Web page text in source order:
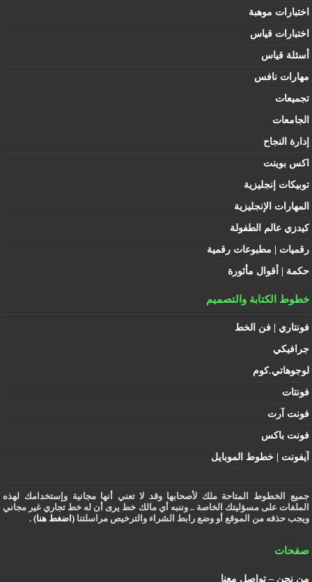
اختبارات موهبة
اختبارات قياس
أسئلة قياس
مهارات نافس
تجميعات
الجامعات
إدارة النجاح
اكس بوينت
توبيكات إنجليزية
المهارات الإنجليزية
كيدزي عالم الطفولة
رقميات | مطبوعات رقمية
حكمة | أقوال مأثورة
خطوط الكتابة والتصميم
فونتاري | فن الخط
جرافيكي
لوجوهاتي.كوم
فونتات
فونت آرت
فونت باكس
آيفونت | خطوط الموبايل
جميع الخطوط المتاحة ملك لأصحابها وقد لا تعني أنها مجانية وإستخدامك لهذه
الملفات على مسؤليتك الخاصة .. وننبه أي مالك خط يرى أن له خط تجاري غير مجاني
ويجب حذفه من الموقع أو وضع رابط الشراء والترخيص مراسلتنا(اضغط هنا) .
صفحات
من نحن – تواصل معنا